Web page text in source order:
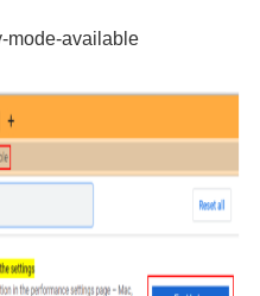
mode-available